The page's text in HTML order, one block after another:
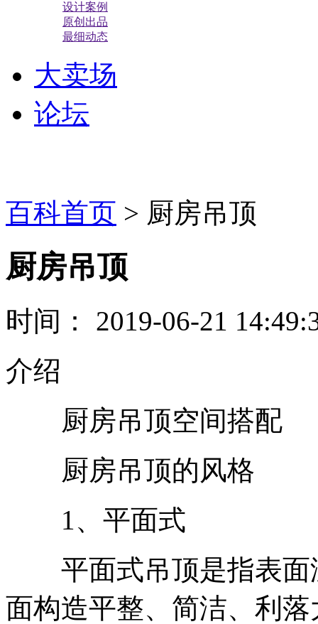
设计案例
原创出品
最细动态
大卖场
论坛
百科首页 > 厨房吊顶
厨房吊顶
时间： 2019-06-21
介绍
厨房吊顶空间搭配
厨房吊顶的风格
1、平面式
平面式吊顶是指表面
面构造平整、简洁、利